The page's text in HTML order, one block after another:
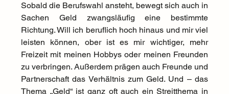
Sobald die Berufswahl ansteht, bewegt sich auch in
Sachen Geld zwangsläufig eine bestimmte
Richtung. Will ich beruflich hoch hinaus und mir viel
leisten können, ober ist es mir wichtiger, mehr
Freizeit mit meinen Hobbys oder meinen Freunden
zu verbringen. Außerdem prägen auch Freunde und
Partnerschaft das Verhältnis zum Geld. Und – das
Thema „Geld“ ist ganz oft auch ein Streitthema in